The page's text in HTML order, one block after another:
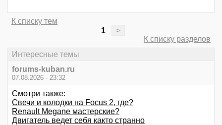
К списку тем
1
>
К списку разделов
Интересные темы
forums-kuban.ru
07.08.2026 - 23:32
Смотри также:
Свечи и колодки на Focus 2, где?
Renault Megane мастерские?
Двигатель ведет себя както странно